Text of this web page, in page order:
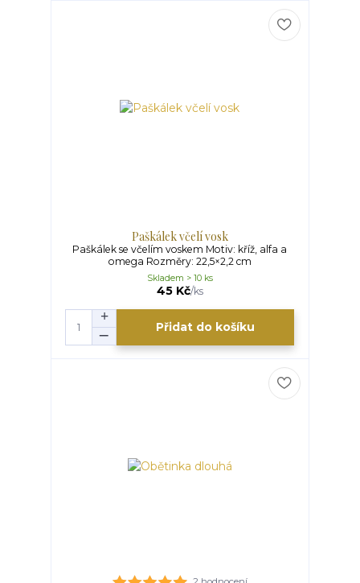
Paškálek včelí vosk
Paškálek se včelím voskem Motiv: kříž, alfa a
omega Rozměry: 22,5×2,2 cm
45 Kč/ks
Skladem > 10 ks
Přidat do košíku